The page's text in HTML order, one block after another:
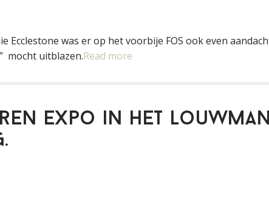
Ecclestone was er op het voorbije FOS ook even
mocht uitblazen.Read more
expo in het Louwman